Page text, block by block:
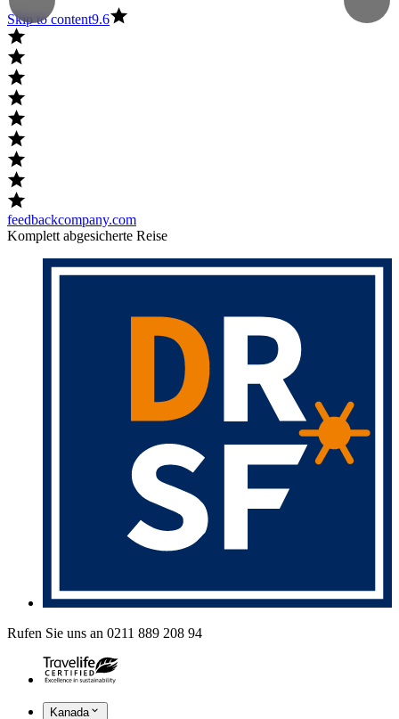
Skip to content9.6
feedbackcompany.com
Komplett abgesicherte Reise
Rufen Sie uns an 0211 889 208 94
Kanada